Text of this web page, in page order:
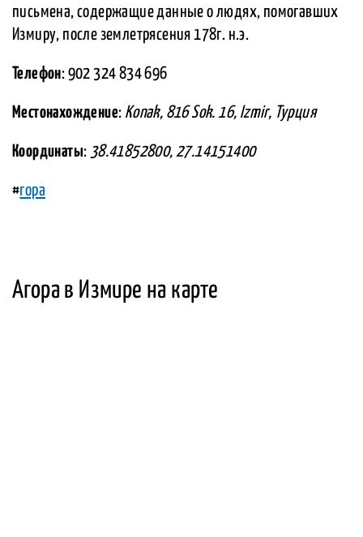
письмена, содержащие данные о людях, помогавших
Измиру, после землетрясения 178г. н.э.
Телефон: 902 324 834 696
Местонахождение: Konak, 816 Sok. 16, Izmir, Турция
Координаты: 38.41852800, 27.14151400
#гора
Агора в Измире на карте